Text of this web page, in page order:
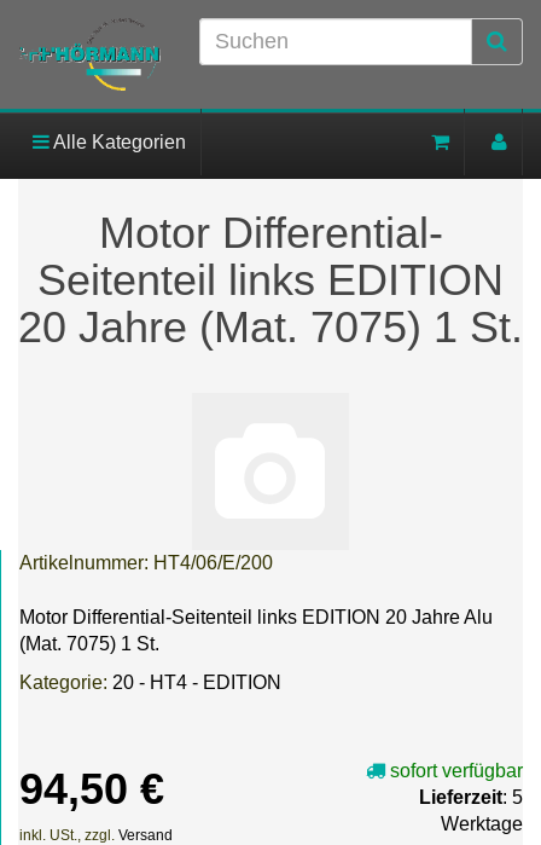
Alle Kategorien
Motor Differential-
Seitenteil links EDITION
20 Jahre (Mat. 7075) 1 St.
Artikelnummer: HT4/06/E/200
Motor Differential-Seitenteil links EDITION 20 Jahre Alu
(Mat. 7075) 1 St.
Kategorie: 20 - HT4 - EDITION
94,50 €
inkl. USt., zzgl. Versand
sofort verfügbar
Lieferzeit: 5
Werktage